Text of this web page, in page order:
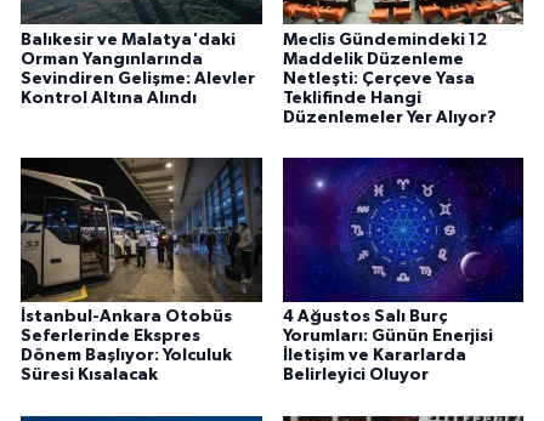
Balıkesir ve Malatya'daki
Orman Yangınlarında
Sevindiren Gelişme: Alevler
Kontrol Altına Alındı
Meclis Gündemindeki 12
Maddelik Düzenleme
Netleşti: Çerçeve Yasa
Teklifinde Hangi
Düzenlemeler Yer Alıyor?
İstanbul-Ankara Otobüs
Seferlerinde Ekspres
Dönem Başlıyor: Yolculuk
Süresi Kısalacak
4 Ağustos Salı Burç
Yorumları: Günün Enerjisi
İletişim ve Kararlarda
Belirleyici Oluyor